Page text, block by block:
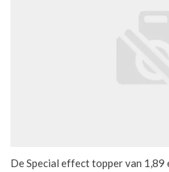
De Special effect topper van